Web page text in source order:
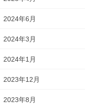
2024年6月
2024年3月
2024年1月
2023年12月
2023年8月